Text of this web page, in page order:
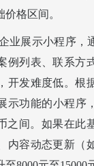
格区间。
业展示小程序，
例列表、联系方
开发难度低。根
示功能的小程序
之间。如果在此
内容动态更新（